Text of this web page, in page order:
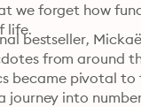
we forget how
life.
bestseller,
from around
became pivotal
journey into